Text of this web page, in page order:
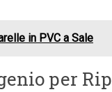
in PVC a Sale
per